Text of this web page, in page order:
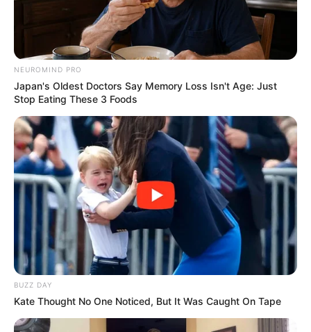
NEUROMIND PRO
Japan's Oldest Doctors Say Memory Loss Isn't Age: Just
Stop Eating These 3 Foods
BUZZ DAY
Kate Thought No One Noticed, But It Was Caught On Tape